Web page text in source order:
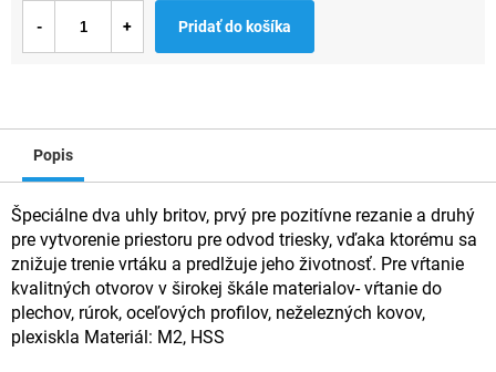
cena:
Pridať do košíka
Popis
Špeciálne dva uhly britov, prvý pre pozitívne rezanie a druhý
pre vytvorenie priestoru pre odvod triesky, vďaka ktorému sa
znižuje trenie vrtáku a predlžuje jeho životnosť. Pre vŕtanie
kvalitných otvorov v širokej škále materialov- vŕtanie do
plechov, rúrok, oceľových profilov, neželezných kovov,
plexiskla Materiál: M2, HSS